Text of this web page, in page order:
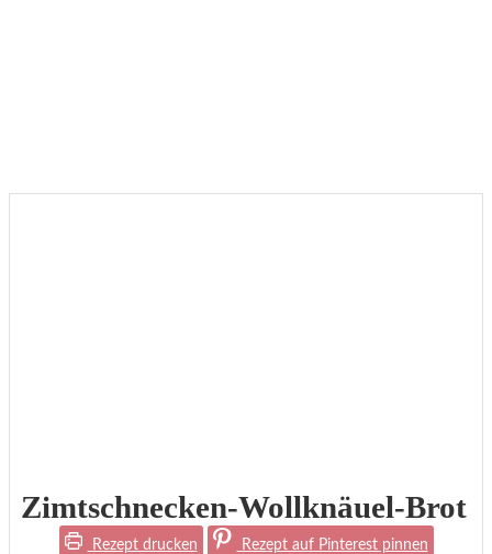
Zimtschnecken-Wollknäuel-Brot
Rezept drucken Rezept auf Pinterest pinnen